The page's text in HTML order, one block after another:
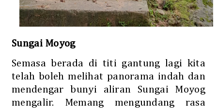
Sungai Moyog
Semasa berada di titi gantung lagi kita
telah boleh melihat panorama indah dan
mendengar bunyi aliran Sungai Moyog
mengalir. Memang mengundang rasa